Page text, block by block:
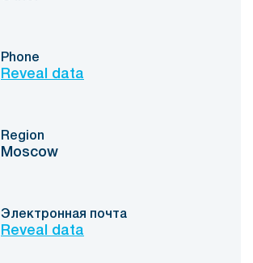
Phone
Reveal data
Region
Moscow
Электронная почта
Reveal data